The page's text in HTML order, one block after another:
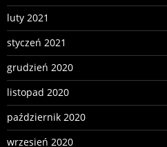
luty 2021
styczeń 2021
grudzień 2020
listopad 2020
październik 2020
wrzesień 2020